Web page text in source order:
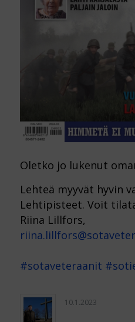
Oletko jo lukenut
Lehteä myyvät hyvin
Lehtipisteet. Voit
Riina Lillfors,
#sotaveteraanit
10.1.2023